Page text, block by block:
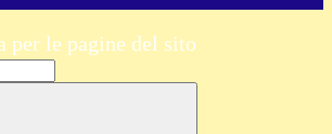
per le pagine del sito